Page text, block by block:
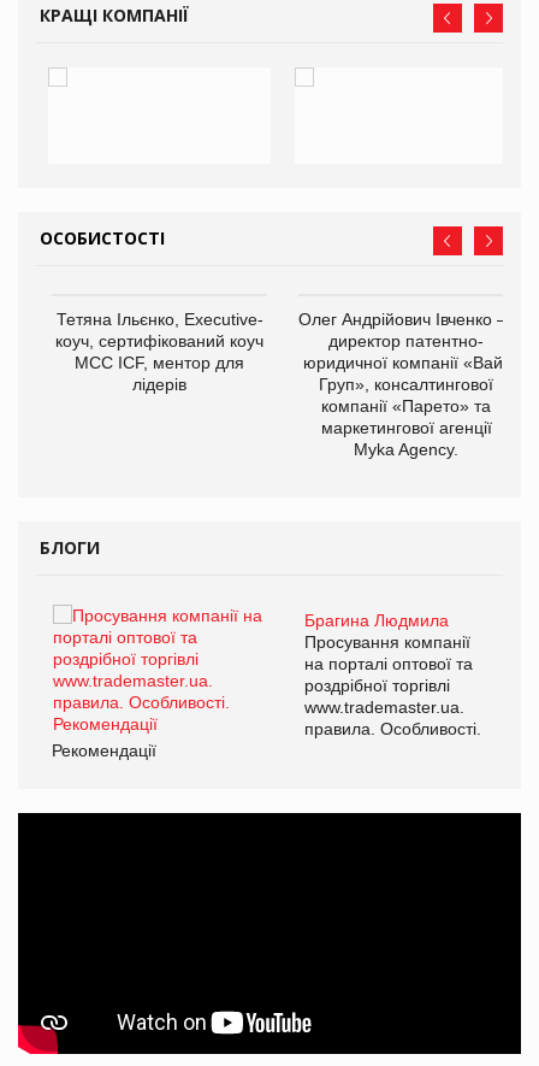
КРАЩІ КОМПАНІЇ
ОСОБИСТОСТІ
Тетяна Ільєнко, Executive-
коуч, сертифікований коуч
МСС ICF, ментор для
лідерів
Олег Андрійович Івченко —
директор патентно-
юридичної компанії «Вайз
Груп», консалтингової
компанії «Парето» та
маркетингової агенції
Myka Agency.
БЛОГИ
Брагина Людмила
Просування компанії
на порталі оптової та
роздрібної торгівлі
www.trademaster.ua.
правила. Особливості.
Рекомендації